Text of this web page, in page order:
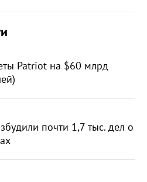
Patriot на $60 млрд
почти 1,7 тыс. дел о